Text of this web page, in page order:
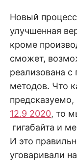
Новый
улучшенная
кроме
сможет,
реализована
методов. Что
12.9 2020, то
гигабайта и
И это
уговаривали